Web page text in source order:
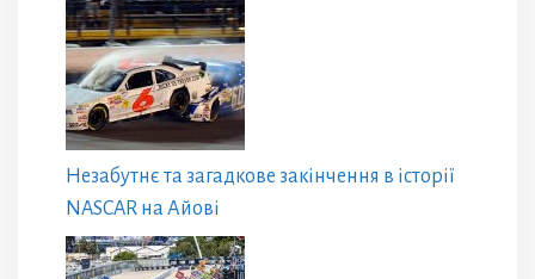
Незабутнє та загадкове закінчення в історії
NASCAR на Айові